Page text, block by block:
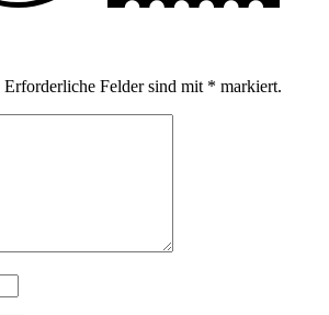
Erforderliche Felder sind mit * markiert.